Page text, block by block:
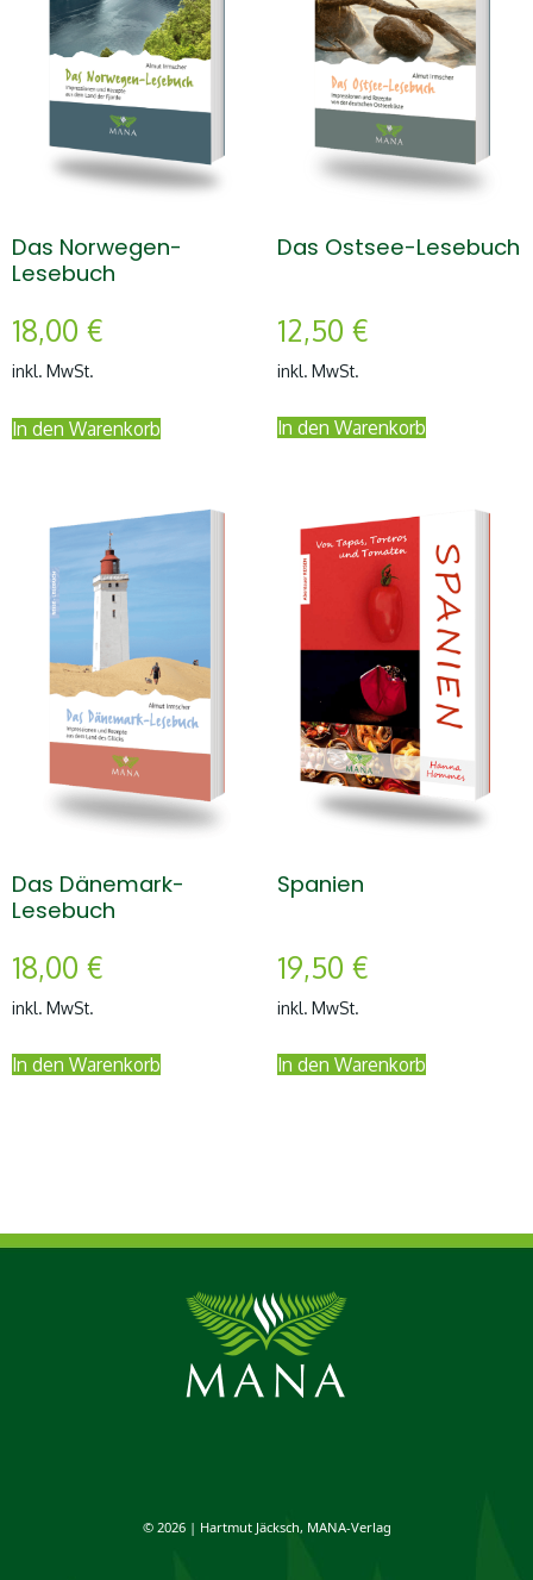
Das Norwegen-
Lesebuch
18,00 €
inkl. MwSt.
In den Warenkorb
Das Ostsee-Lesebuch
12,50 €
inkl. MwSt.
In den Warenkorb
Das Dänemark-
Lesebuch
18,00 €
inkl. MwSt.
In den Warenkorb
Spanien
19,50 €
inkl. MwSt.
In den Warenkorb
© 2026 | Hartmut Jäcksch, MANA-Verlag